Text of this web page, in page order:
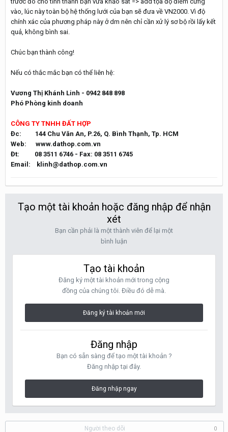
vào, lúc này toàn bộ hệ thống lưới của bạn sẽ đưa về VN2000. Vì độ
chính xác của phương pháp này ở dm nên chỉ cần xử lý sơ bộ rồi lấy kết
quả, không bình sai.
Chúc bạn thành công!
Nếu có thắc mắc bạn có thể liên hệ:
Vương Thị Khánh Linh - 0942 848 898
Phó Phòng kinh doanh
CÔNG TY TNHH ĐẤT HỢP
Đc: 144 Chu Văn An, P.26, Q. Bình Thạnh, Tp. HCM
Web: www.dathop.com.vn
Đt: 08 3511 6746 - Fax: 08 3511 6745
Email:
klinh@dathop.com.vn
Tạo một tài khoản hoặc đăng nhập để nhận
xét
Bạn cần phải là một thành viên để lại một
bình luận
Tạo tài khoản
Đăng ký một tài khoản mới trong cộng
đồng của chúng tôi. Điều đó dễ mà.
Đăng ký tài khoản mới
Đăng nhập
Bạn có sẵn sàng để tạo một tài khoản ?
Đăng nhập tại đây.
Đăng nhập ngay
Người theo dõi 0